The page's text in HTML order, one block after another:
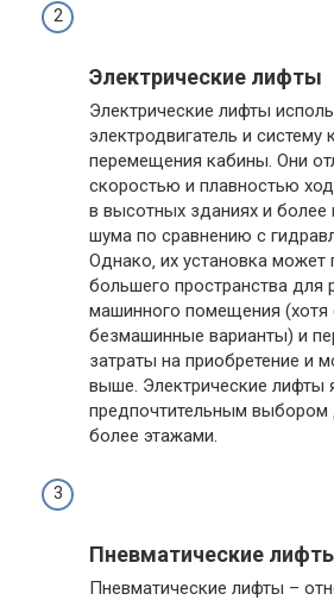
Электрические лифты
Электрические лифты
электродвигатель и систему
перемещения кабины. Они
скоростью и плавностью
в высотных зданиях и более
шума по сравнению с
Однако‚ их установка может
большего пространства для
машинного помещения (хотя
безмашинные варианты) и
затраты на приобретение и
выше. Электрические лифты
предпочтительным
более этажами.
Пневматические
Пневматические лифты –